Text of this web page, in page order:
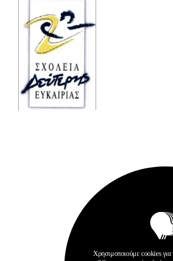
Χρησιμοποιούμε cookies